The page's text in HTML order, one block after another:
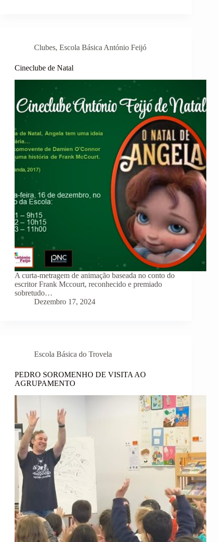
Clubes, Escola Básica António Feijó
Cineclube de Natal
A curta-metragem de animação baseada no conto do
escritor Frank Mccourt, reconhecido e premiado
sobretudo…
Dezembro 17, 2024
Escola Básica do Trovela
PEDRO SOROMENHO DE VISITA AO
AGRUPAMENTO